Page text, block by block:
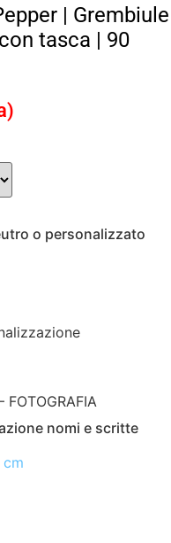
| Grembiule
tasca | 90
o personalizzato
FOTOGRAFIA
nomi e scritte
cm